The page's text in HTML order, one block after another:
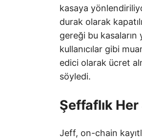
kasaya
durak olarak
gereği bu kasaların
kullanıcılar gibi
edici olarak ücret
söyledi.
Şeffaflık
Jeff, on-chain